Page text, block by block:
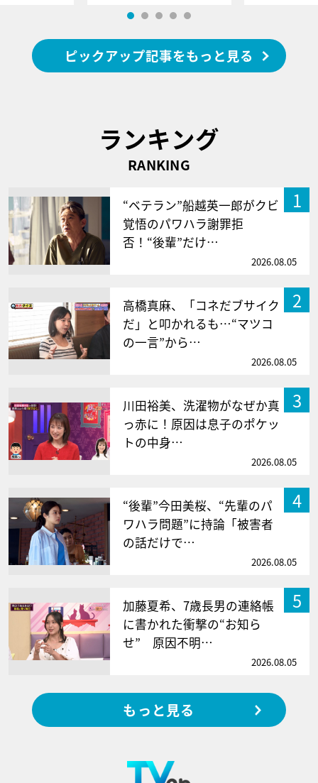
ピックアップ記事をもっと見る
ランキング
RANKING
1
“ベテラン”船越英一郎がクビ
覚悟のパワハラ謝罪拒
否！“後輩”だけ…
2026.08.05
2
高橋真麻、「コネだブサイク
だ」と叩かれるも…“マツコ
の一言”から…
2026.08.05
3
川田裕美、洗濯物がなぜか真
っ赤に！原因は息子のポケッ
トの中身…
2026.08.05
4
“後輩”今田美桜、“先輩のパ
ワハラ問題”に持論「被害者
の話だけで…
2026.08.05
5
加藤夏希、7歳長男の連絡帳
に書かれた衝撃の“お知ら
せ” 原因不明…
2026.08.05
もっと見る